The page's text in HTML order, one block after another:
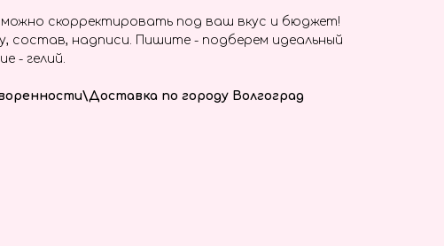
скорректировать под ваш вкус и бюджет!
состав, надписи. Пишите - подберем идеальный
- гелий.
по городу Волгоград